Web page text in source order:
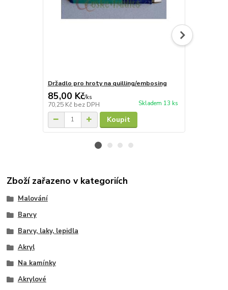
Držadlo pro hroty na quilling/embosing
85,00 Kč/ks
70,25 Kč bez DPH Skladem 13 ks
Koupit
Zboží zařazeno v kategoriích
Malování
Barvy
Barvy, laky, lepidla
Akryl
Na kamínky
Akrylové